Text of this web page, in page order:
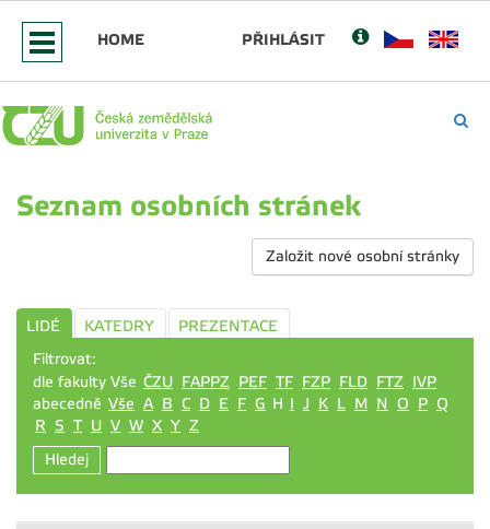
HOME PŘIHLÁSIT
Seznam osobních stránek
Založit nové osobní stránky
LIDÉ KATEDRY
PREZENTACE
Filtrovat:
dle fakulty Vše ČZU FAPPZ PEF TF FZP FLD FTZ IVP
abecedně Vše A B C D E F G H I J K L M N O P Q
R S T U V W X Y Z
Hledej